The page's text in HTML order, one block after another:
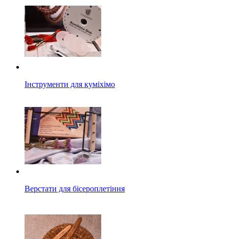
Інструменти для куміхімо
Верстати для бісероплетіння